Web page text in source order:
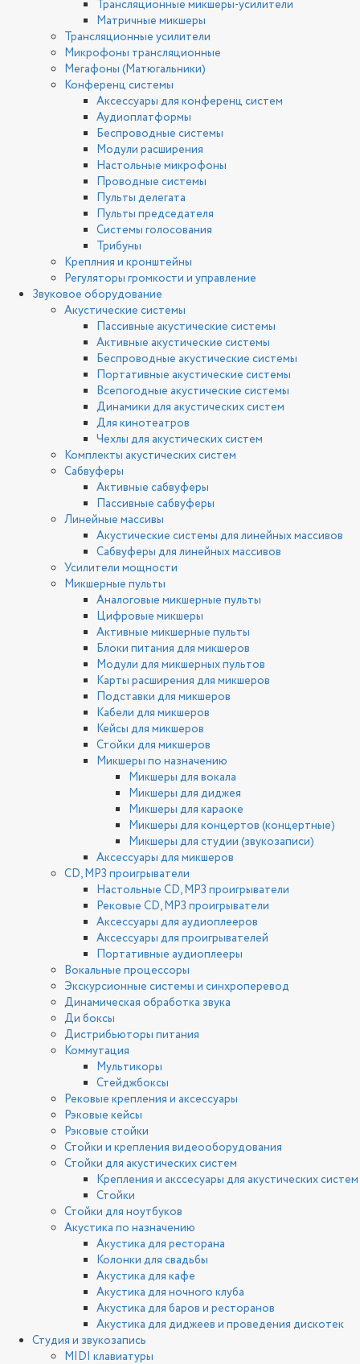
Трансляционные микшеры-усилители
Матричные микшеры
Трансляционные усилители
Микрофоны трансляционные
Мегафоны (Матюгальники)
Конференц системы
Аксессуары для конференц систем
Аудиоплатформы
Беспроводные системы
Модули расширения
Настольные микрофоны
Проводные системы
Пульты делегата
Пульты председателя
Системы голосования
Трибуны
Креплния и кронштейны
Регуляторы громкости и управление
Звуковое оборудование
Акустические системы
Пассивные акустические системы
Активные акустические системы
Беспроводные акустические системы
Портативные акустические системы
Всепогодные акустические системы
Динамики для акустических систем
Для кинотеатров
Чехлы для акустических систем
Комплекты акустических систем
Сабвуферы
Активные сабвуферы
Пассивные сабвуферы
Линейные массивы
Акустические системы для линейных массивов
Сабвуферы для линейных массивов
Усилители мощности
Микшерные пульты
Аналоговые микшерные пульты
Цифровые микшеры
Активные микшерные пульты
Блоки питания для микшеров
Модули для микшерных пультов
Карты расширения для микшеров
Подставки для микшеров
Кабели для микшеров
Кейсы для микшеров
Стойки для микшеров
Микшеры по назначению
Микшеры для вокала
Микшеры для диджея
Микшеры для караоке
Микшеры для концертов (концертные)
Микшеры для студии (звукозаписи)
Аксессуары для микшеров
CD, MP3 проигрыватели
Настольные CD, MP3 проигрыватели
Рековые CD, MP3 проигрыватели
Аксессуары для аудиоплееров
Аксессуары для проигрывателей
Портативные аудиоплееры
Вокальные процессоры
Экскурсионные системы и синхроперевод
Динамическая обработка звука
Ди боксы
Дистрибьюторы питания
Коммутация
Мультикоры
Стейджбоксы
Рековые крепления и аксессуары
Рэковые кейсы
Рэковые стойки
Стойки и крепления видеооборудования
Стойки для акустических систем
Крепления и акссесуары для акустических систем
Стойки
Стойки для ноутбуков
Акустика по назначению
Акустика для ресторана
Колонки для свадьбы
Акустика для кафе
Акустика для ночного клуба
Акустика для баров и ресторанов
Акустика для диджеев и проведения дискотек
Студия и звукозапись
MIDI клавиатуры